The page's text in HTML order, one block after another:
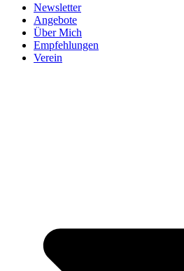
Newsletter
Angebote
Über Mich
Empfehlungen
Verein